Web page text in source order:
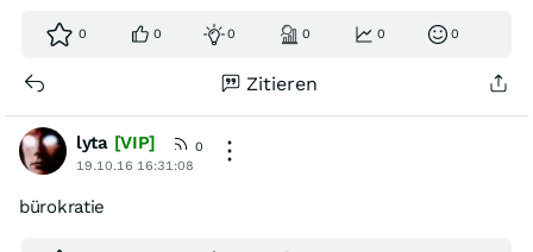
0 0 0 0 0 0
Zitieren
lyta[VIP]
0
19.10.16 16:31:08
bürokratie